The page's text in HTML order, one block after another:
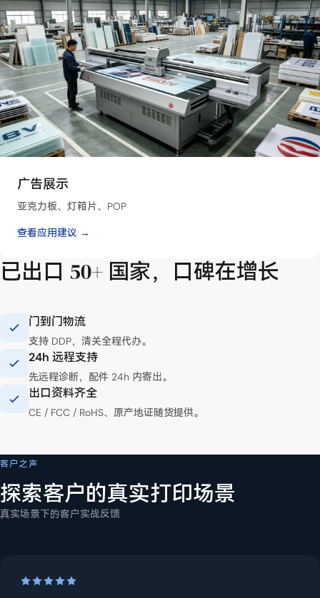
广告展示
亚克力板、灯箱片、POP
查看应用建议 →
已出口 50+ 国家，口碑在增长
门到门物流
支持 DDP，清关全程代办。
24h 远程支持
先远程诊断，配件 24h 内寄出。
出口资料齐全
CE / FCC / RoHS、原产地证随货提供。
YOWILL 全球物流
客户之声
探索客户的真实打印场景
真实场景下的客户实战反馈